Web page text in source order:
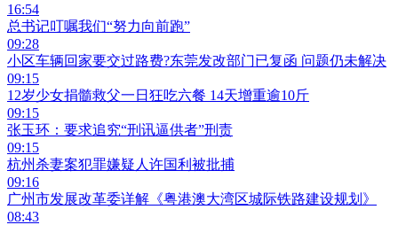
16:54
总书记叮嘱我们“努力向前跑”
09:28
小区车辆回家要交过路费?东莞发改部门已复函 问题仍未解决
09:15
12岁少女捐髓救父一日狂吃六餐 14天增重逾10斤
09:15
张玉环：要求追究“刑讯逼供者”刑责
09:15
杭州杀妻案犯罪嫌疑人许国利被批捕
09:16
广州市发展改革委详解《粤港澳大湾区城际铁路建设规划》
08:43